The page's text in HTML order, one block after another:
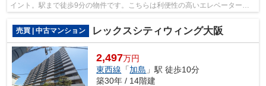
イント。駅まで徒歩9分の物件です。こちらは利便性の高いエレベーター付
きの物件です。この物件は快適な室内環...
売買 | 中古マンション
レックスシティウィング大阪
2,497万円
東西線 「加島 」駅 徒歩10分
築30年 / 14階建